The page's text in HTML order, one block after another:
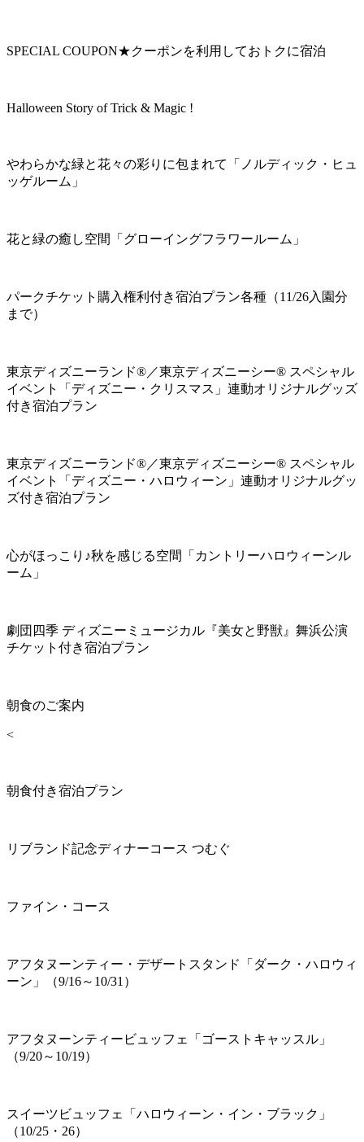
SPECIAL COUPON★クーポンを利用しておトクに宿泊
Halloween Story of Trick & Magic !
やわらかな緑と花々の彩りに包まれて「ノルディック・ヒュ
ッゲルーム」
花と緑の癒し空間「グローイングフラワールーム」
パークチケット購入権利付き宿泊プラン各種（11/26入園分
まで）
東京ディズニーランド®／東京ディズニーシー® スペシャル
イベント「ディズニー・クリスマス」連動オリジナルグッズ
付き宿泊プラン
東京ディズニーランド®／東京ディズニーシー® スペシャル
イベント「ディズニー・ハロウィーン」連動オリジナルグッ
ズ付き宿泊プラン
心がほっこり♪秋を感じる空間「カントリーハロウィーンル
ーム」
劇団四季 ディズニーミュージカル『美女と野獣』舞浜公演
チケット付き宿泊プラン
朝食のご案内
<
朝食付き宿泊プラン
リブランド記念ディナーコース つむぐ
ファイン・コース
アフタヌーンティー・デザートスタンド「ダーク・ハロウィ
ーン」（9/16～10/31）
アフタヌーンティービュッフェ「ゴーストキャッスル」
（9/20～10/19）
スイーツビュッフェ「ハロウィーン・イン・ブラック」
（10/25・26）